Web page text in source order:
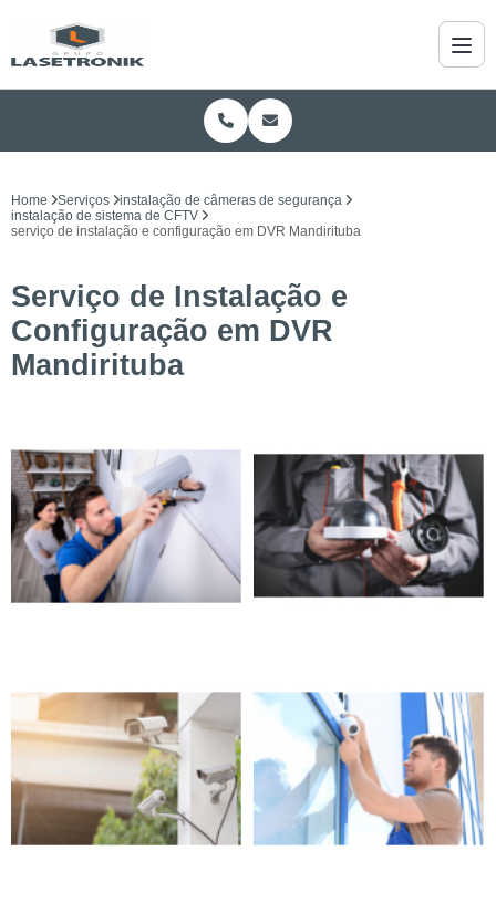
Home Serviços
instalação de câmeras de segurança
instalação de sistema de CFTV
serviço de instalação e configuração em DVR Mandirituba
Serviço de Instalação e
Configuração em DVR
Mandirituba